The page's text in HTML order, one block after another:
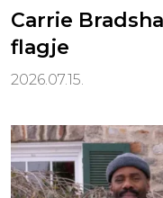
Carrie
flagje
2026.07.15.